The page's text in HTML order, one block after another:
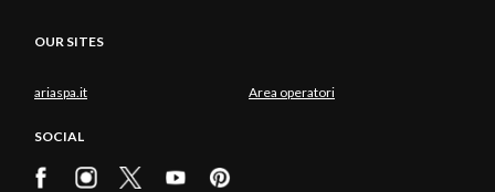
OUR SITES
ariaspa.it Area operatori
SOCIAL